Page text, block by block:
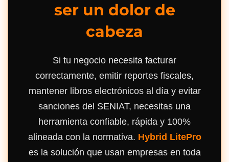
ser un dolor de
cabeza
Si tu negocio necesita facturar
correctamente, emitir reportes fiscales,
mantener libros electrónicos al día y evitar
sanciones del SENIAT, necesitas una
herramienta confiable, rápida y 100%
alineada con la normativa. Hybrid LitePro
es la solución que usan empresas en toda